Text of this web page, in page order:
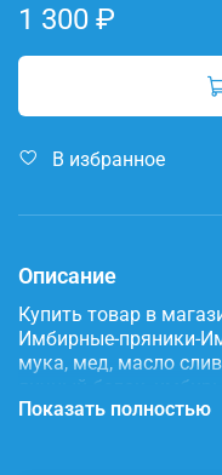
1 300 ₽
В избранное
Описание
Купить товар в
Имбирные-пряники-
мука, мед, масло
яичный белок,
красители.
Показать полностью